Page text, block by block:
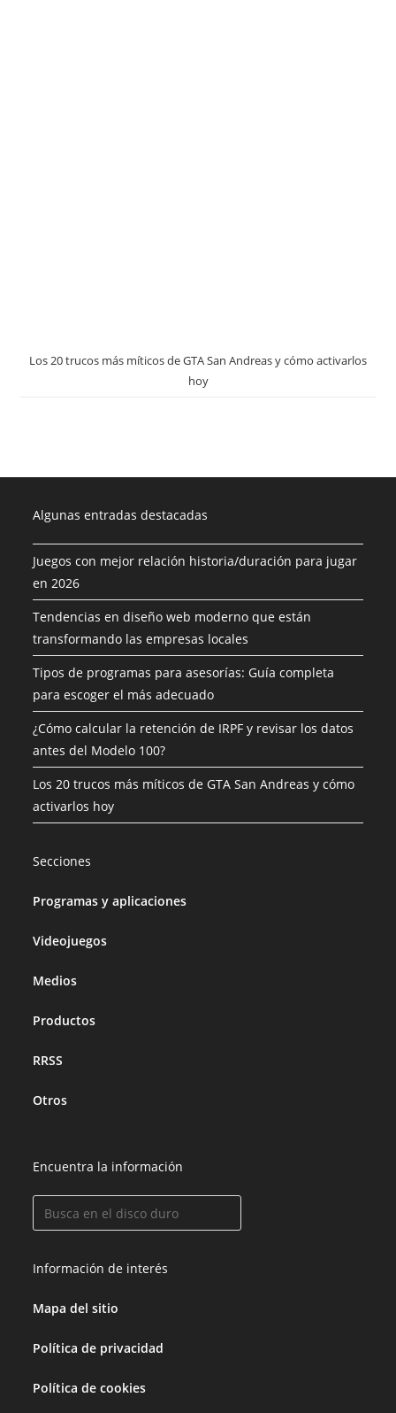
Los 20 trucos más míticos de GTA San Andreas y cómo activarlos
hoy
Algunas entradas destacadas
Juegos con mejor relación historia/duración para jugar
en 2026
Tendencias en diseño web moderno que están
transformando las empresas locales
Tipos de programas para asesorías: Guía completa
para escoger el más adecuado
¿Cómo calcular la retención de IRPF y revisar los datos
antes del Modelo 100?
Los 20 trucos más míticos de GTA San Andreas y cómo
activarlos hoy
Secciones
Programas y aplicaciones
Videojuegos
Medios
Productos
RRSS
Otros
Encuentra la información
Información de interés
Mapa del sitio
Política de privacidad
Política de cookies